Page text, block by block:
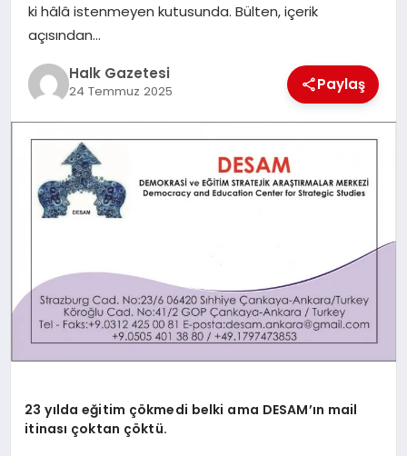
SIYASET
SPOR
TEKNOLOJI
ki hâlâ istenmeyen kutusunda. Bülten, içerik
açısından…
Halk Gazetesi
24 Temmuz 2025 Paylaş
23 yılda eğitim çökmedi belki ama DESAM’ın mail
itinası çoktan çöktü.